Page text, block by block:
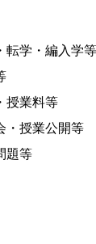
転学・編入学等
授業料等
・授業公開等
題等